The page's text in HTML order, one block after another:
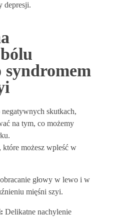
depresji.
syndromem
negatywnych skutkach,
na tym, co możemy
możesz wpleść w
głowy w lewo i w
mięśni szyi.
Delikatne nachylenie